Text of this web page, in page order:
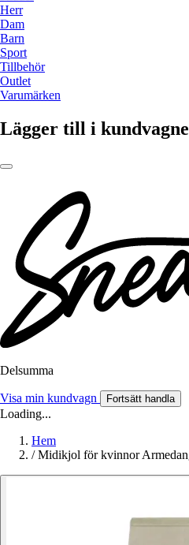
Herr
Dam
Barn
Sport
Tillbehör
Outlet
Varumärken
Lägger till i
Delsumma
Visa min kundvagn Fortsätt handla
Loading...
Hem
/ Midikjol för kvinnor